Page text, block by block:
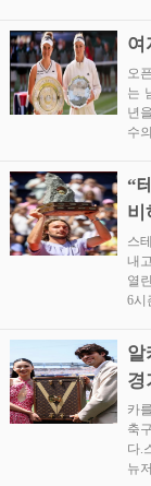
여
오
는
년
수
“
비
스
내
열
6시
알
경
카
축
다.
뉴